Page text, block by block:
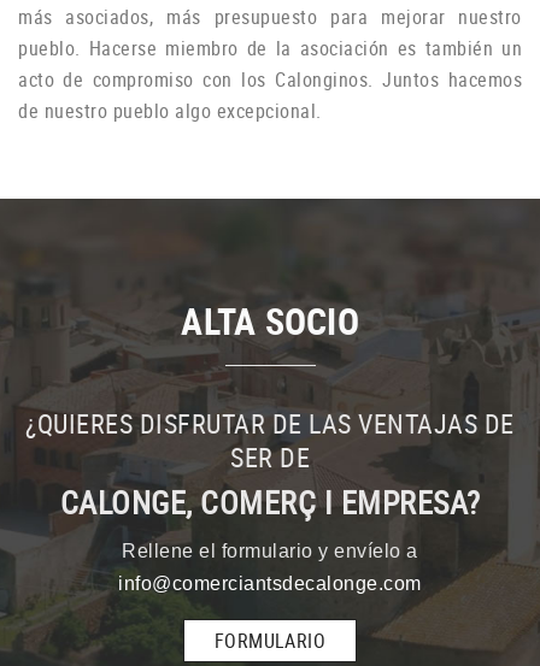
más asociados, más presupuesto para mejorar nuestro
pueblo. Hacerse miembro de la asociación es también un
acto de compromiso con los Calonginos.Juntos hacemos
de nuestro pueblo algo excepcional.
ALTA SOCIO
¿QUIERES DISFRUTAR DE LAS VENTAJAS DE
SER DE
CALONGE, COMERÇ I EMPRESA?
Rellene el formulario y envíelo a
info@comerciantsdecalonge.com
FORMULARIO